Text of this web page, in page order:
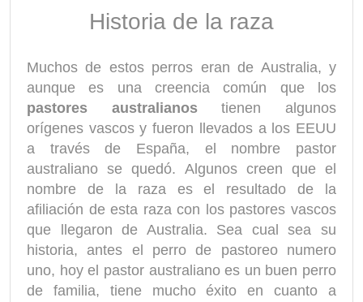
Historia de la raza
Muchos de estos perros eran de Australia, y
aunque es una creencia común que los
pastores australianostienen algunos
orígenes vascos y fueron llevados a los EEUU
a través de España, el nombre pastor
australiano se quedó. Algunos creen que el
nombre de la raza es el resultado de la
afiliación de esta raza con los pastores vascos
que llegaron de Australia. Sea cual sea su
historia, antes el perro de pastoreo numero
uno, hoy el pastor australiano es un buen perro
de familia, tiene mucho éxito en cuanto a